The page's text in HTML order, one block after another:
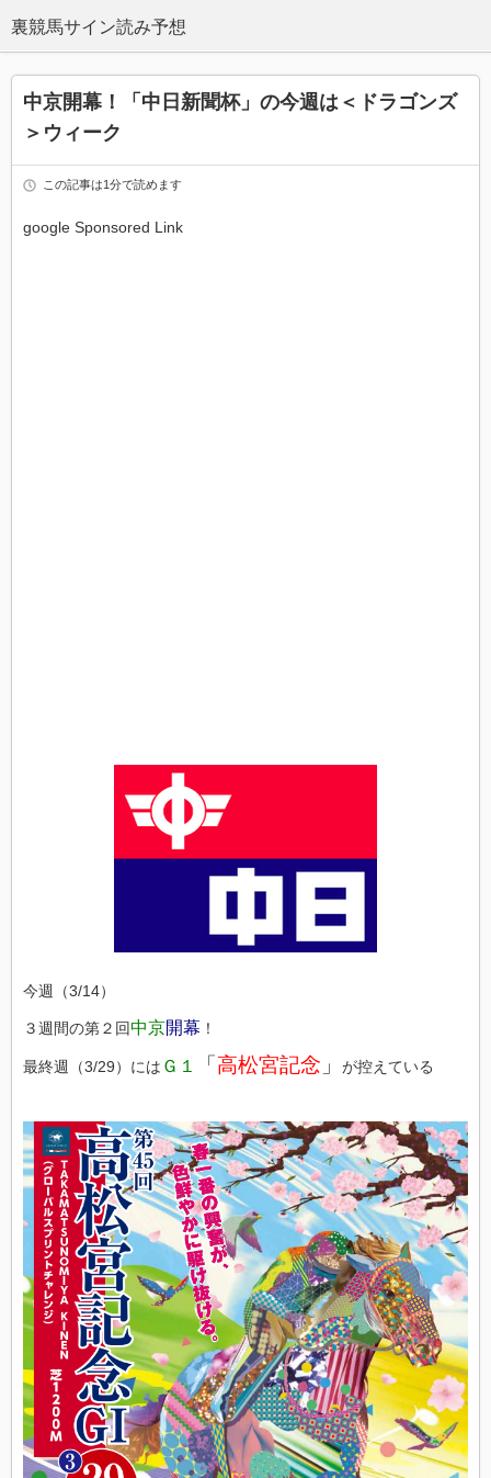
中京開幕！「中日新聞杯」の今週は＜ドラゴンズ
＞ウィーク
この記事は1分で読めます
google Sponsored Link
今週（3/14）
３週間の第２回中京開幕 ！
最終週（3/29）には Ｇ１ 「 高松宮記念 」 が控えている